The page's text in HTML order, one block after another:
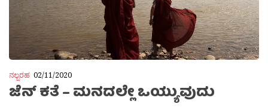
ನಲ್ಬರಹ 02/11/2020
ಜೆನ್ ಕತೆ – ಮನದಲ್ಲೇ ಒಯ್ಯುವುದು